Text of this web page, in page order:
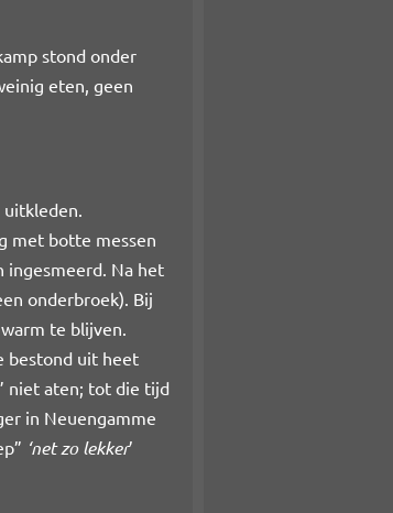
stond onder
eten, geen
uitkleden.
met botte messen
ingesmeerd. Na het
onderbroek). Bij
te blijven.
bestond uit heet
niet aten; tot die tijd
in Neuengamme
‘net zo lekker’